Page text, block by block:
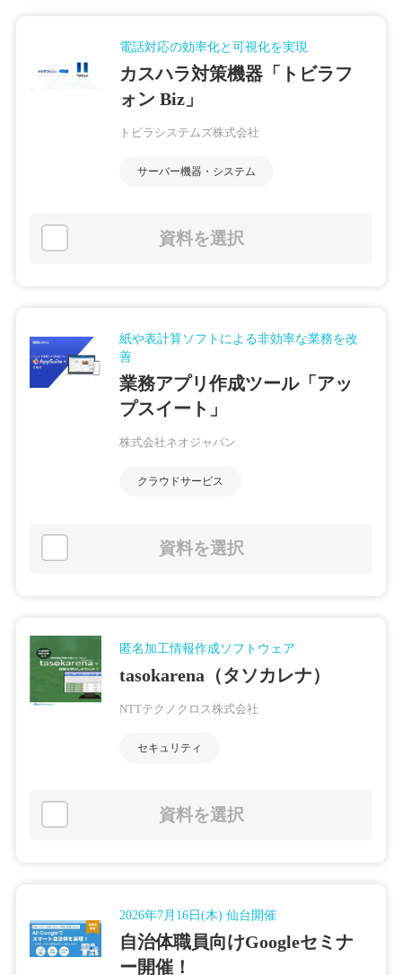
電話対応の効率化と可視化を実現
カスハラ対策機器「トビラフ
ォン Biz」
トビラシステムズ株式会社
サーバー機器・システム
資料を選択
紙や表計算ソフトによる非効率な業務を改
善
業務アプリ作成ツール「アッ
プスイート」
株式会社ネオジャパン
クラウドサービス
資料を選択
匿名加工情報作成ソフトウェア
tasokarena（タソカレナ）
NTTテクノクロス株式会社
セキュリティ
資料を選択
2026年7月16日(木) 仙台開催
自治体職員向けGoogleセミナ
ー開催！